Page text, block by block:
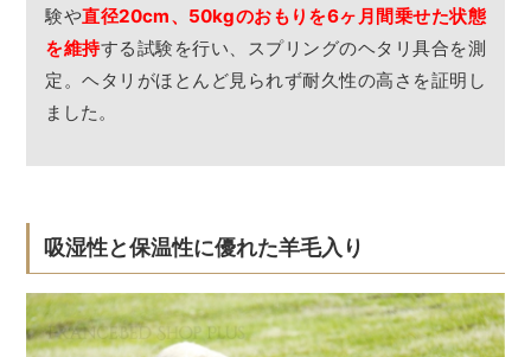
験や直径20cm、50kgのおもりを6ヶ月間乗せた状態
を維持する試験を行い、スプリングのヘタリ具合を測
定。ヘタリがほとんど見られず耐久性の高さを証明し
ました。
吸湿性と保温性に優れた羊毛入り